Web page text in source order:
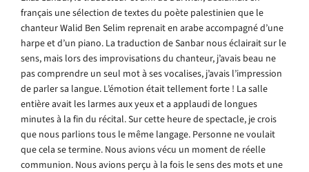
français une sélection de textes du poète palestinien que le
chanteur Walid Ben Selim reprenait en arabe accompagné d’une
harpe et d’un piano. La traduction de Sanbar nous éclairait sur le
sens, mais lors des improvisations du chanteur, j’avais beau ne
pas comprendre un seul mot à ses vocalises, j’avais l’impression
de parler sa langue. L’émotion était tellement forte ! La salle
entière avait les larmes aux yeux et a applaudi de longues
minutes à la fin du récital. Sur cette heure de spectacle, je crois
que nous parlions tous le même langage. Personne ne voulait
que cela se termine. Nous avions vécu un moment de réelle
communion. Nous avions perçu à la fois le sens des mots et une